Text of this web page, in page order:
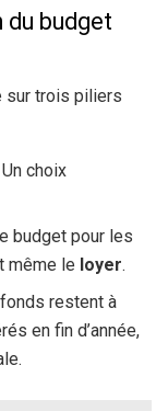
budget
sur trois piliers
choix
budget pour les
même le loyer.
restent à
en fin d’année,